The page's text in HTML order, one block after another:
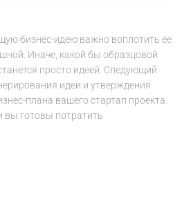
бизнес-идею важно воплотить ее
Иначе, какой бы образцовой
просто идеей. Следующий
идеи и утверждения
плана вашего стартап проекта.
вы готовы потратить